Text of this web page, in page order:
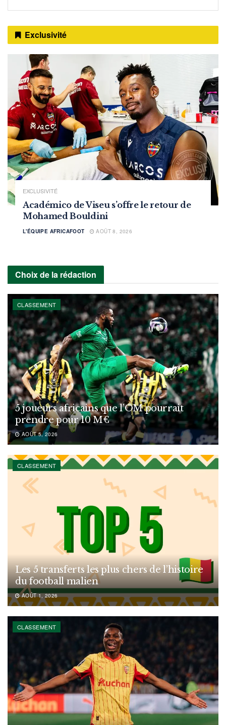
Exclusivité
EXCLUSIVITÉ
Académico de Viseu s’offre le retour de
Mohamed Bouldini
L'ÉQUIPE AFRICAFOOT AOÛT 8, 2026
Choix de la rédaction
CLASSEMENT
5 joueurs africains que l’OM pourrait
prendre pour 10 M€
AOÛT 5, 2026
CLASSEMENT
Les 5 transferts les plus chers de l’histoire
du football malien
AOÛT 1, 2026
CLASSEMENT